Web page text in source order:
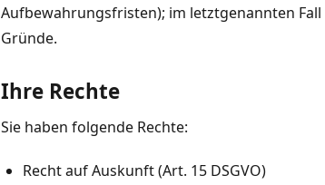
Aufbewahrungsfristen); im letztgenannten
Gründe.
Ihre Rechte
Sie haben folgende Rechte:
Recht auf Auskunft (Art. 15 DSGVO)